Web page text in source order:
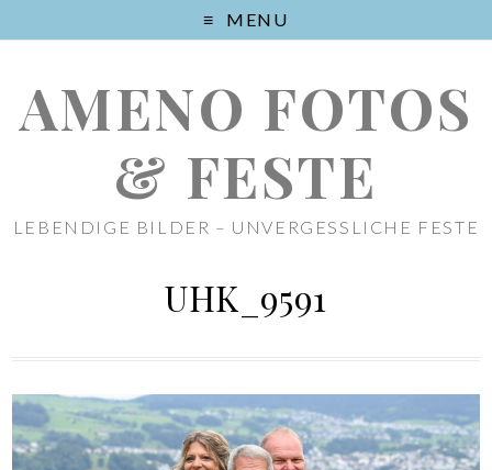
MENU
AMENO FOTOS
& FESTE
LEBENDIGE BILDER – UNVERGESSLICHE FESTE
UHK_9591